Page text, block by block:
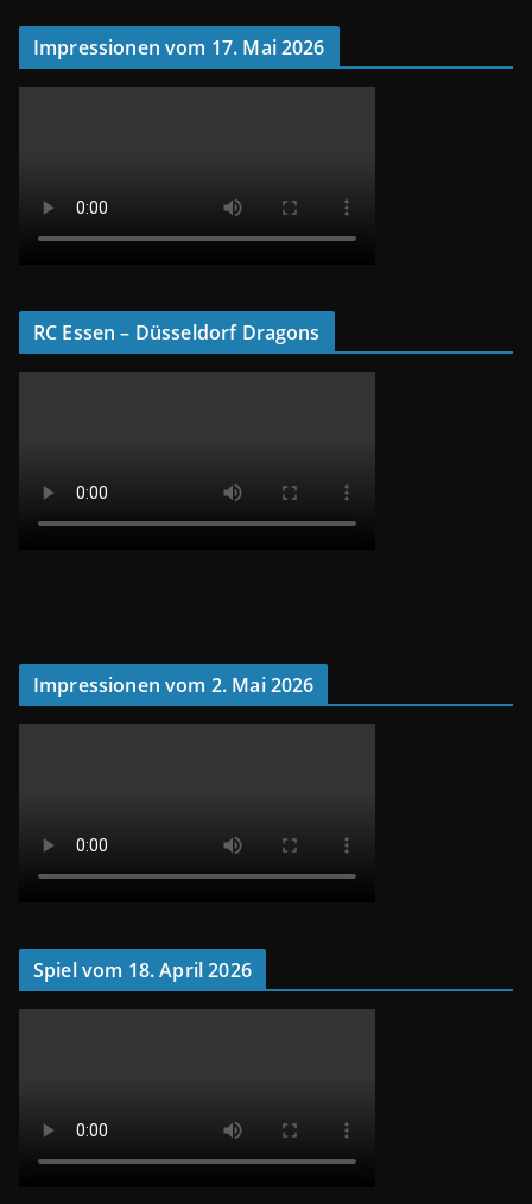
Impressionen vom 17. Mai 2026
RC Essen – Düsseldorf Dragons
Impressionen vom 2. Mai 2026
Spiel vom 18. April 2026